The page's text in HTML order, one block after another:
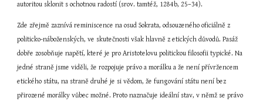
autoritou sklonit s ochotnou radostí (srov. tamtéž, 1284b, 25–34).
Zde zřejmě zaznívá reminiscence na osud Sokrata, odsouzeného oficiálně z
politicko-náboženských, ve skutečnosti však hlavně z etických důvodů. Pasáž
dobře zosobňuje napětí, které je pro Aristotelovu politickou filosofii typické. Na
jedné straně jsme viděli, že rozpojuje právo a morálku a že není přívržencem
etického státu, na straně druhé je si vědom, že fungování státu není bez
přirozené morálky vůbec možné. Proto naznačuje ideální stav, v němž se právo